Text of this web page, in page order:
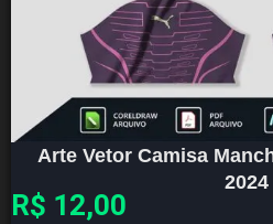
Arte Vetor Camisa
2024
R$ 12,00